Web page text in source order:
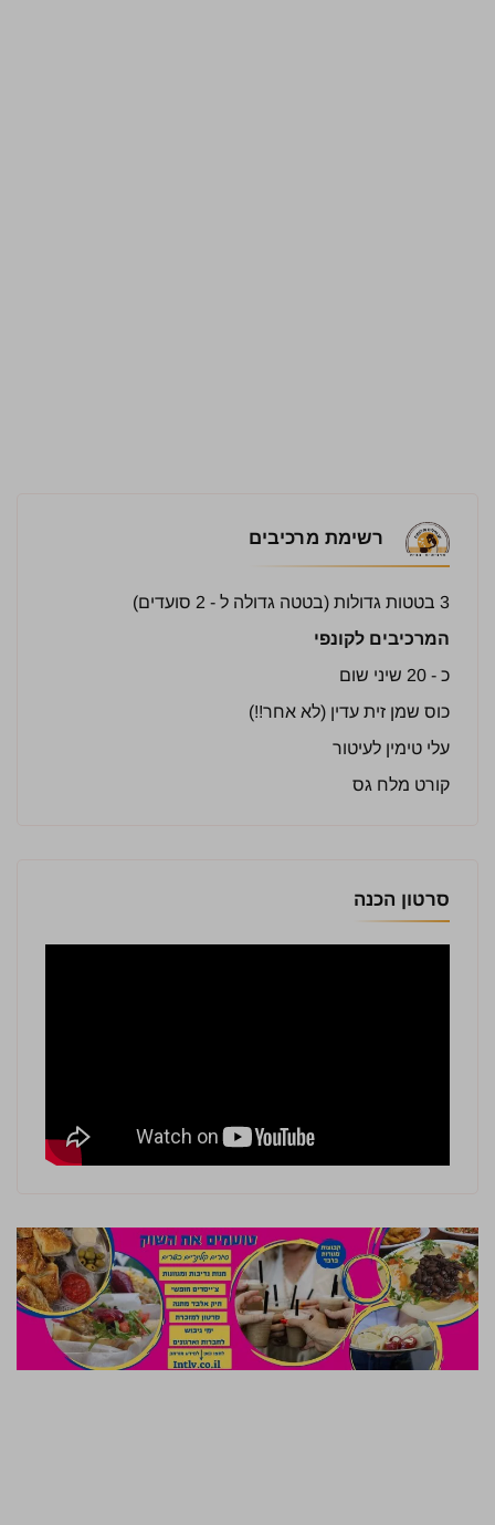
רשימת מרכיבים
3 בטטות גדולות (בטטה גדולה ל - 2 סועדים)
המרכיבים לקונפי
כ - 20 שיני שום
כוס שמן זית עדין (לא אחר!!)
עלי טימין לעיטור
קורט מלח גס
סרטון הכנה